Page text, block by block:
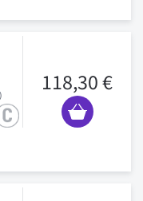
118,30 €